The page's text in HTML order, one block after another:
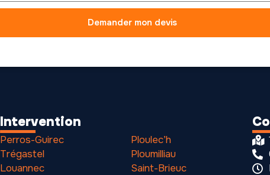
Demander mon devis
Intervention
Perros-Guirec
Trégastel
Louannec
Ploulec’h
Ploumilliau
Saint-Brieuc